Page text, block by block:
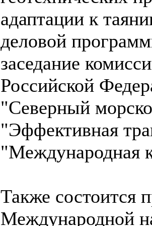
адаптации к
деловой
заседание
Российской
"Северный
"Эффективная
"Международная
Также состоится
Международной